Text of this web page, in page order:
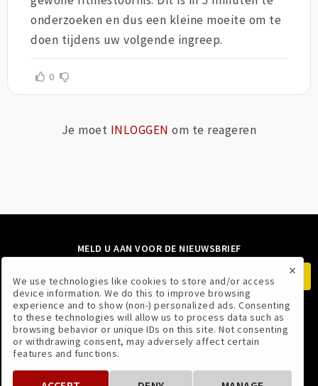
onderzoeken en dus een kleine moeite om te
doen tijdens uw volgende ingreep.
0
Je moet INLOGGEN om te reageren
MELD U AAN VOOR DE NIEUWSBRIEF
VOLG ONS
×
We use technologies like cookies to store and/or access
device information. We do this to improve browsing
experience and to show (non-) personalized ads. Consenting
to these technologies will allow us to process data such as
browsing behavior or unique IDs on this site. Not consenting
or withdrawing consent, may adversely affect certain
features and functions.